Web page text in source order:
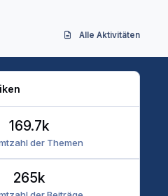
Alle Aktivitäten
der Themen
169.7k
265k